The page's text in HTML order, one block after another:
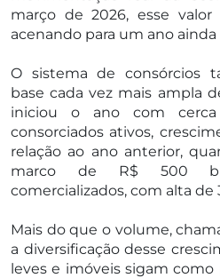
março de 2026, esse
acenando para um ano
O sistema de consórcios
base cada vez mais ampla
iniciou o ano com
consorciados ativos,
relação ao ano anterior,
marco de R$ 500
comercializados, com alta de
Mais do que o volume,
a diversificação desse
leves e imóveis sigam